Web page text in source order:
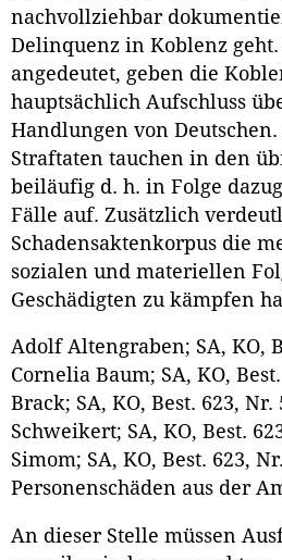
nachvollziehbar
Delinquenz in Koblenz
angedeutet, geben die
hauptsächlich Aufschluss
Handlungen von
Straftaten tauchen in den
beiläufig d. h. in Folge
Fälle auf. Zusätzlich
Schadensaktenkorpus die
sozialen und materiellen
Geschädigten zu kämpfen
Adolf Altengraben; SA, KO,
Cornelia Baum; SA, KO,
Brack; SA, KO, Best. 623,
Schweikert; SA, KO, Best.
Simom; SA, KO, Best. 623,
Personenschäden aus der
An dieser Stelle müssen